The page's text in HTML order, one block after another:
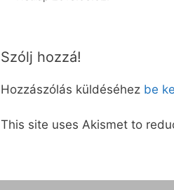
Szólj hozzá!
Hozzászólás küldéséhez be
This site uses Akismet to